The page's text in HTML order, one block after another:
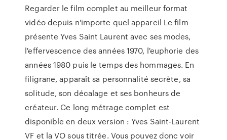
Regarder le film complet au meilleur format
vidéo depuis n'importe quel appareil Le film
présente Yves Saint Laurent avec ses modes,
l'effervescence des années 1970, l'euphorie des
années 1980 puis le temps des hommages. En
filigrane, apparaît sa personnalité secrète, sa
solitude, son décalage et ses bonheurs de
créateur. Ce long métrage complet est
disponible en deux version : Yves Saint-Laurent
VF et la VO sous titrée. Vous pouvez donc voir